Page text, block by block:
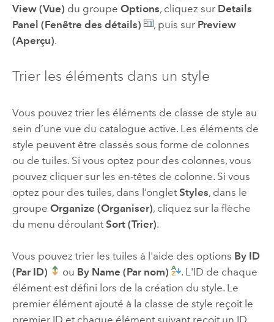
View (Vue) du groupe Options, cliquez sur Details
Panel (Fenêtre des détails)
, puis sur Preview
(Aperçu).
Trier les éléments dans un style
Vous pouvez trier les éléments de classe de style au
sein d’une vue du catalogue active. Les éléments de
style peuvent être classés sous forme de colonnes
ou de tuiles. Si vous optez pour des colonnes, vous
pouvez cliquer sur les en-têtes de colonne. Si vous
optez pour des tuiles, dans l’onglet Styles, dans le
groupe Organize (Organiser), cliquez sur la flèche
du menu déroulant Sort (Trier).
Vous pouvez trier les tuiles à l'aide des options By ID
(Par ID)
ou By Name (Par nom)
. L'ID de chaque
élément est défini lors de la création du style. Le
premier élément ajouté à la classe de style reçoit le